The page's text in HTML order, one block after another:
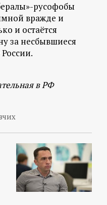
русофобы
вражде и
и остаётся
за несбывшиеся
в РФ